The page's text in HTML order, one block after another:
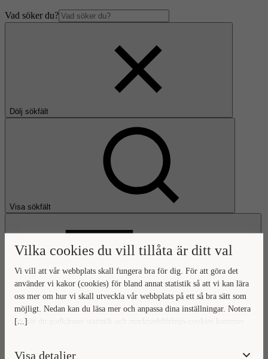
Vilka cookies du vill tillåta är ditt val
[...]
Vi vill att vår webbplats skall fungera bra för dig. För att göra det
använder vi kakor (cookies) för bland annat statistik så att vi kan lära
oss mer om hur vi skall utveckla vår webbplats på ett så bra sätt som
möjligt. Nedan kan du läsa mer och anpassa dina inställningar. Notera
att när du godkänner statistik och marknadsförings-cookies kommer
Visa detaljer
Vad söker du?
Dölj sökfält
Visa sökfält
Gå till startsidan